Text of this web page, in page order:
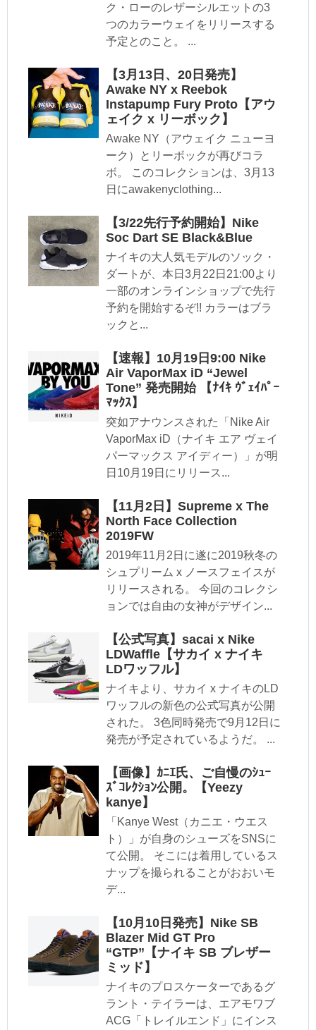
ク・ローのレザーシルエットの3
つのカラーウェイをリリースする
予定とのこと。 ...
【3月13日、20日発売】
Awake NY x Reebok
Instapump Fury Proto【アウ
ェイク x リーボック】
Awake NY（アウェイク ニューヨ
ーク）とリーボックが再びコラ
ボ。 このコレクションは、3月13
日にawakenyclothing...
【3/22先行予約開始】Nike
Soc Dart SE Black&Blue
ナイキの大人気モデルのソック・
ダートが、本日3月22日21:00より
一部のオンラインショップで先行
予約を開始するぞ!! カラーはブラ
ックと...
【速報】10月19日9:00 Nike
Air VaporMax iD “Jewel
Tone” 発売開始 【ﾅｲｷ ｳﾞｪｲﾊﾟｰ
ﾏｯｸｽ】
突如アナウンスされた「Nike Air
VaporMax iD（ナイキ エア ヴェイ
パーマックス アイディー）」が明
日10月19日にリリース...
【11月2日】Supreme x The
North Face Collection
2019FW
2019年11月2日に遂に2019秋冬の
シュプリーム x ノースフェイスが
リリースされる。 今回のコレクシ
ョンでは自由の女神がデザイン...
【公式写真】sacai x Nike
LDWaffle【サカイ x ナイキ
LDワッフル】
ナイキより、サカイ x ナイキのLD
ワッフルの新色の公式写真が公開
された。 3色同時発売で9月12日に
発売が予定されているようだ。 ...
【画像】ｶﾆｴ氏、ご自慢のｼｭｰ
ｽﾞｺﾚｸｼｮﾝ公開。【Yeezy
kanye】
「Kanye West（カニエ・ウエス
ト）」が自身のシューズをSNSに
て公開。 そこには着用しているス
ナップを撮られることがおおいモ
デ...
【10月10日発売】Nike SB
Blazer Mid GT Pro
“GTP”【ナイキ SB ブレザー
ミッド】
ナイキのプロスケーターであるグ
ラント・テイラーは、エアモワブ
ACG「トレイルエンド」にインス